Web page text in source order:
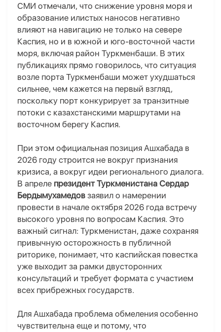
СМИ отмечали, что снижение уровня моря и
образование илистых наносов негативно
влияют на навигацию не только на севере
Каспия, но и в южной и юго-восточной части
моря, включая район Туркменбаши. В этих
публикациях прямо говорилось, что ситуация
возле порта Туркменбаши может ухудшаться
сильнее, чем кажется на первый взгляд,
поскольку порт конкурирует за транзитные
потоки с казахстанскими маршрутами на
восточном берегу Каспия.
При этом официальная позиция Ашхабада в
2026 году строится не вокруг признания
кризиса, а вокруг идеи регионального диалога.
В апреле президент Туркменистана Сердар
Бердымухамедов заявил о намерении
провести в начале октября 2026 года встречу
высокого уровня по вопросам Каспия. Это
важный сигнал: Туркменистан, даже сохраняя
привычную осторожность в публичной
риторике, понимает, что каспийская повестка
уже выходит за рамки двусторонних
консультаций и требует формата с участием
всех прибрежных государств.
Для Ашхабада проблема обмеления особенно
чувствительна еще и потому, что